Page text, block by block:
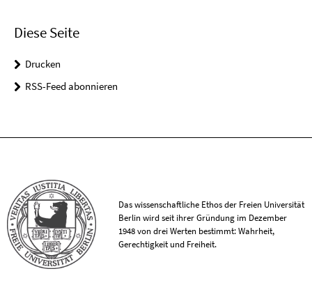
Diese Seite
Drucken
RSS-Feed abonnieren
Das wissenschaftliche Ethos der Freien Universität
Berlin wird seit ihrer Gründung im Dezember
1948 von drei Werten bestimmt: Wahrheit,
Gerechtigkeit und Freiheit.